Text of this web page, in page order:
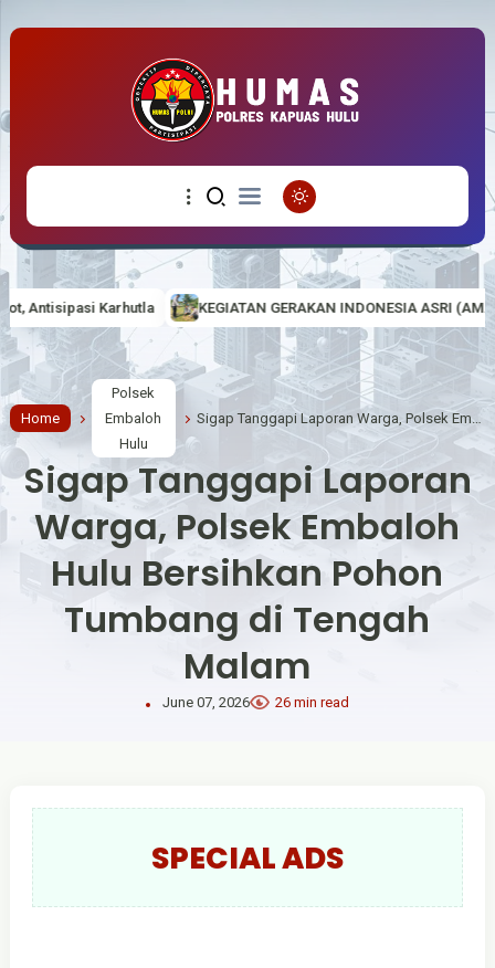
KEGIATAN GERAKAN INDONESIA ASRI (AMAN, SEHAT, RESIK DAN
Home
Polsek
Embaloh
Hulu
Sigap Tanggapi Laporan Warga, Polsek Embaloh Hulu Bersihkan Pohon Tumbang di Tengah Malam
Sigap Tanggapi Laporan
Warga, Polsek Embaloh
Hulu Bersihkan Pohon
Tumbang di Tengah
Malam
June 07, 2026 26 min read
SPECIAL ADS